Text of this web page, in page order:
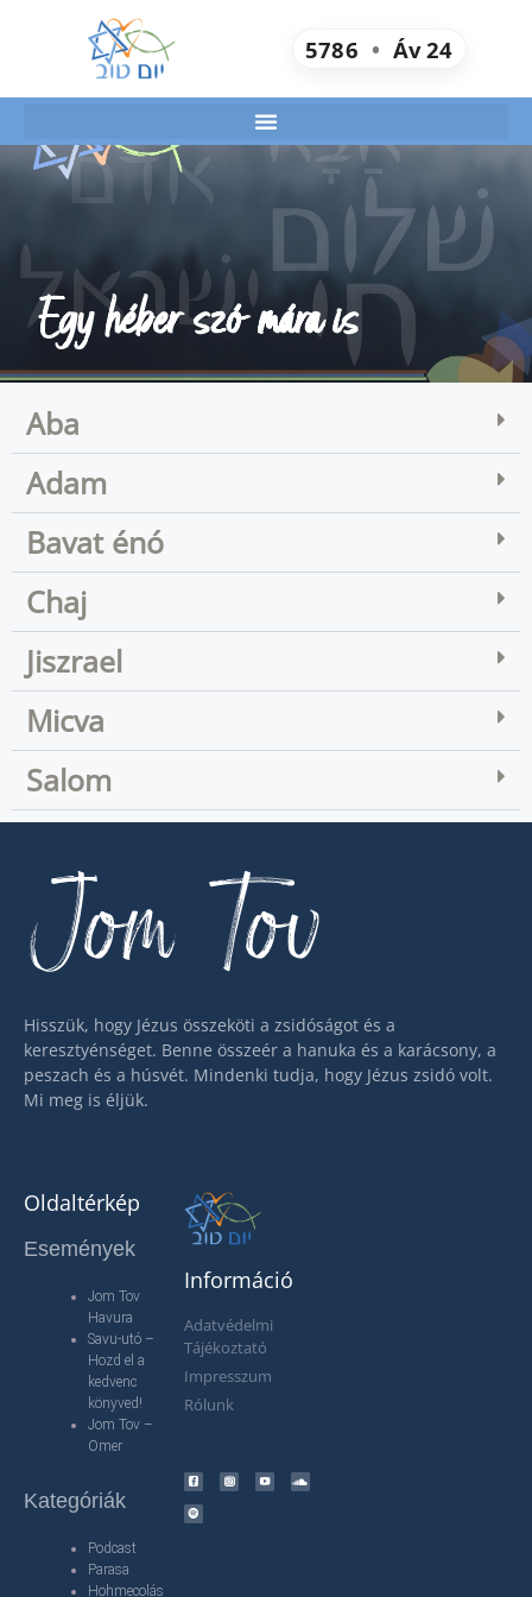
5786 • Áv 24
Egy héber szó mára is
Aba
Adam
Bavat énó
Chaj
Jiszrael
Micva
Salom
Jom Tov
Hisszük, hogy Jézus összeköti a zsidóságot és a
keresztyénséget. Benne összeér a hanuka és a karácsony, a
peszach és a húsvét. Mindenki tudja, hogy Jézus zsidó volt.
Mi meg is éljük.
Oldaltérkép
Események
Jom Tov
Havura
Savu-utó –
Hozd el a
kedvenc
könyved!
Jom Tov –
Omer
Kategóriák
Podcast
Parasa
Hohmecolás
Információ
Adatvédelmi
Tájékoztató
Impresszum
Rólunk